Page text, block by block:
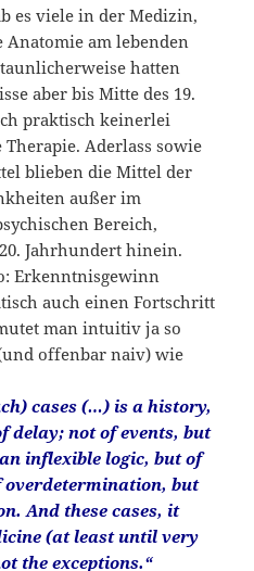
es viele in der Medizin,
am lebenden
hatten
aber bis Mitte des 19.
praktisch keinerlei
Aderlass sowie
blieben die Mittel der
außer im
Bereich,
Jahrhundert hinein.
Erkenntnisgewinn
auch einen Fortschritt
man intuitiv ja so
offenbar naiv) wie
cases (…) is a history,
delay; not of events, but
inflexible logic, but of
overdetermination, but
And these cases, it
(at least until very
the exceptions.“